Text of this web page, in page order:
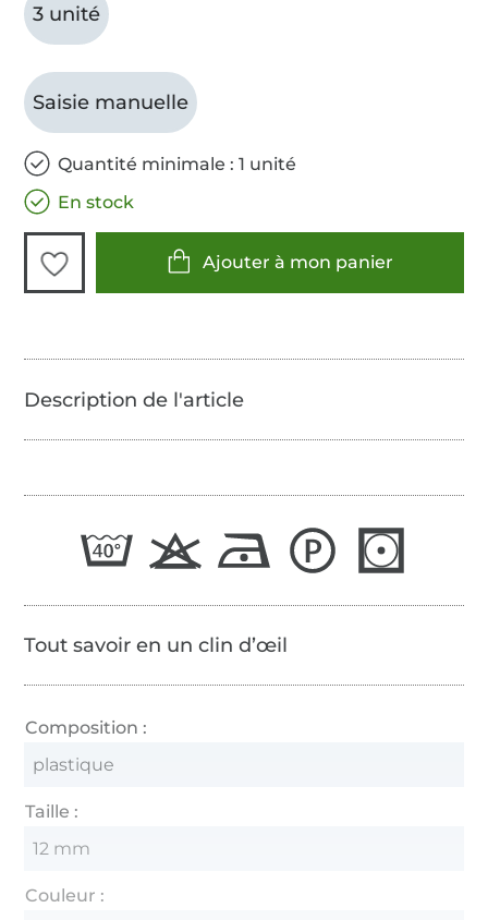
3 unité
Saisie manuelle
Quantité minimale : 1 unité
En stock
Ajouter à mon panier
Tout savoir en un clin d’œil
Composition :
plastique
Taille :
12 mm
Couleur :